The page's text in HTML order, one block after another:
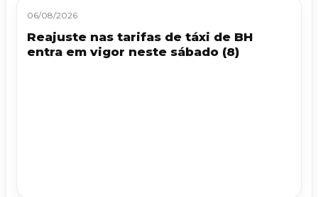
06/08/2026
Reajuste nas tarifas de táxi de BH
entra em vigor neste sábado (8)